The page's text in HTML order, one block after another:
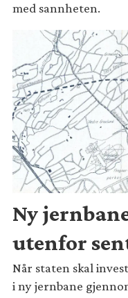
med sannheten.
Ny
utenfor
Når staten skal
i ny jernbane